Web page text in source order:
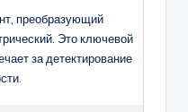
преобразующий
Это ключевой
за детектирование